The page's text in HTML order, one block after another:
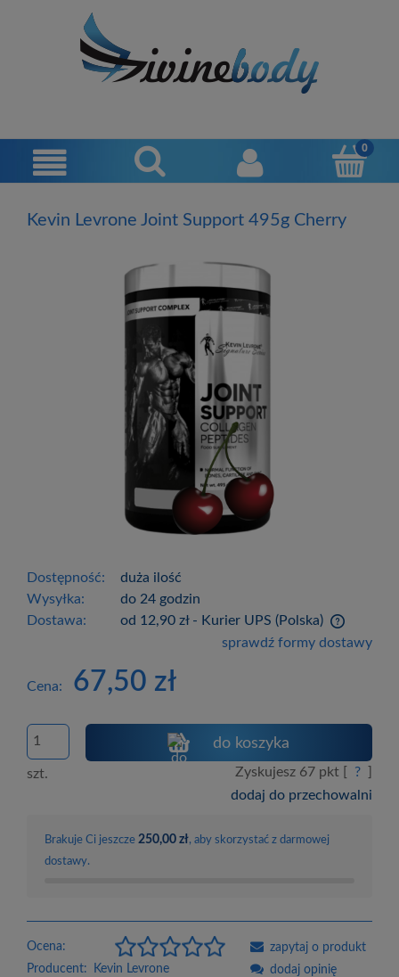
Kevin Levrone Joint Support 495g Cherry
Dostępność:
duża ilość
Wysyłka:
do 24 godzin
Dostawa:
od 12,90 zł - Kurier UPS (Polska)
Cena nie zawiera ewentualnych kosztówsprawdź formy dostawy
Cena: 67,50 zł
szt.
do koszyka
Zyskujesz 67pkt [ ?
dodaj do przechowalni
Brakuje Ci jeszcze 250,00 zł, aby skorzystać z darmowej
dostawy.
Ocena:
Producent:
Kevin Levrone
zapytaj o produkt
dodaj opinię